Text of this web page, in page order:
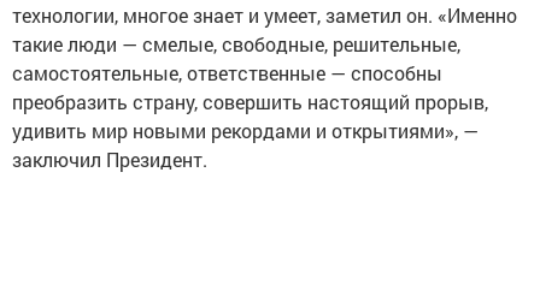
технологии, многое знает и умеет, заметил он. «Именно
такие люди — смелые, свободные, решительные,
самостоятельные, ответственные — способны
преобразить страну, совершить настоящий прорыв,
удивить мир новыми рекордами и открытиями», —
заключил Президент.